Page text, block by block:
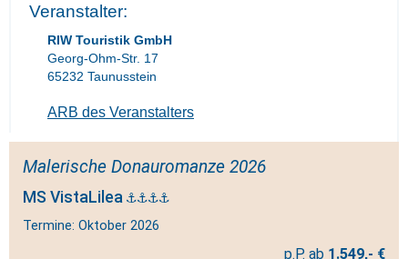
Veranstalter:
RIW Touristik GmbH
Georg-Ohm-Str. 17
65232 Taunusstein
ARB des Veranstalters
Malerische Donauromanze 2026
MS VistaLilea
Termine: Oktober 2026
1.549,- €